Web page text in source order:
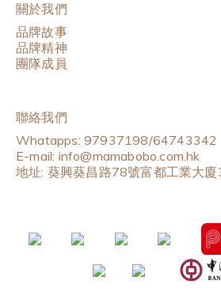
關於我們
品牌故事
品牌精神
團隊成員
聯絡我們
Whatapps: 97937198/64743342
E-mail: info@mamabobo.com.hk
地址: 葵興葵昌路78號富都工業大